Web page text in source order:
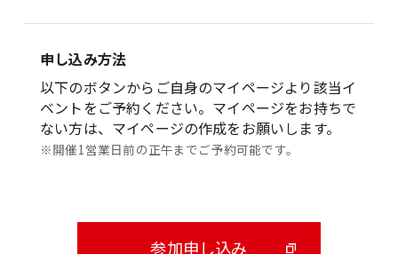
申し込み方法
以下のボタンからご自身のマイページより該当イ
ベントをご予約ください。マイページをお持ちで
ない方は、マイページの作成をお願いします。
※開催1営業日前の正午までご予約可能です。
参加申し込み